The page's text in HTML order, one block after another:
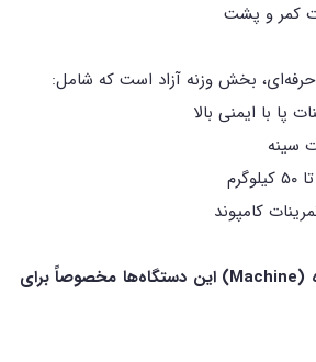
کمر و پشت
بخش وزنه آزاد است که شامل:
پا با ایمنی بالا
سینه
کامپوند
دستگاه‌های هدایت‌شده (Machine) این دستگاه‌ها مخصوصاً برای